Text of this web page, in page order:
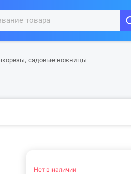
садовые ножницы
Нет в наличии